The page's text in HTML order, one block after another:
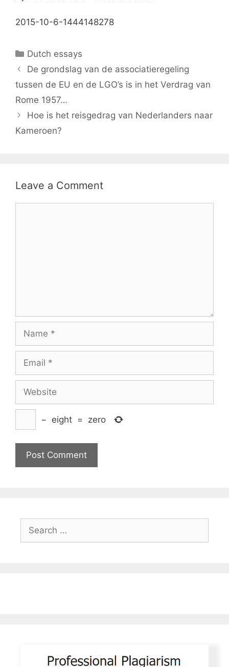
2015-10-6-1444148278
Categories
Dutch essays
De grondslag van de associatieregeling
tussen de EU en de LGO’s is in het Verdrag van
Rome 1957…
Hoe is het reisgedrag van Nederlanders naar
Kameroen?
Leave a Comment
Name
Email
Website
− eight = zero
for: